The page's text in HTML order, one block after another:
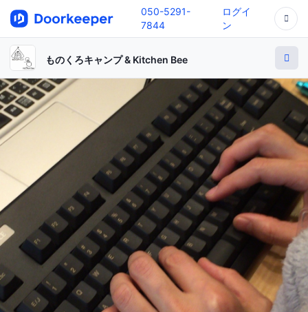
050-5291-
7844
ログイ
ン
ものくろキャンプ & Kitchen Bee